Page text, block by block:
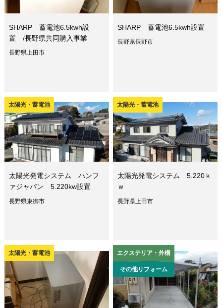
SHARP 蓄電池6.5kwh設
置 /長野県共同購入事業
長野県上田市
SHARP 蓄電池6.5kwh設置
長野県長野市
太陽光・蓄電池
太陽光発電システム ハンフ
ァジャパン 5.220kw設置
長野県東御市
太陽光・蓄電池
太陽光発電システム 5.220ｋ
ｗ
長野県上田市
太陽光・蓄電池 エクステリア・外構
その他リフォーム